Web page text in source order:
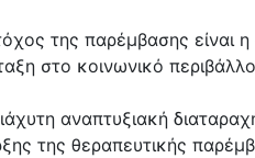
της παρέμβασης είναι
στο κοινωνικό
αναπτυξιακή
της θεραπευτικής